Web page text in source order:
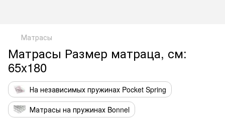
Матрасы
Матрасы Размер матраца, см:
65x180
На независимых пружинах Pocket Spring
Матрасы на пружинах Bonnel